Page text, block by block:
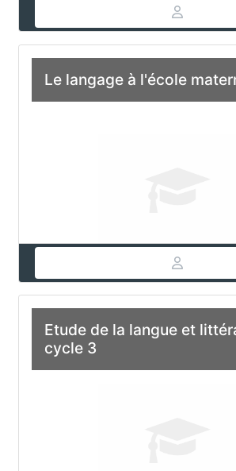
Le langage à l'école
Etude de la langue et
cycle 3